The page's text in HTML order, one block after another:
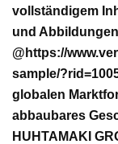
vollständigem
und
@ https://
sample/
globalen
abbaubares
HUHTAMAKI